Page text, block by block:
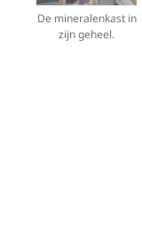
De mineralenkast in
zijn geheel.